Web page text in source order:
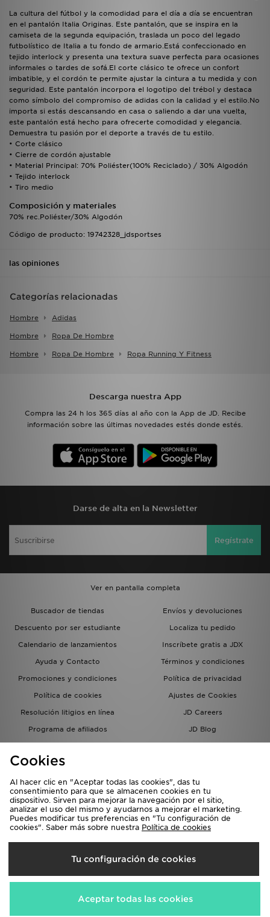
La cultura del fútbol y la comodidad para el día a día se encuentran
en el pantalón Italia Originas. Este pantalón, que se inspira en la
camiseta de la segunda equipación, traslada un poco del legado
futbolístico de Italia a tu fondo de armario.Está confeccionado en
tejido interlock y presenta una textura suave perfecta para ocasiones
informales o tardes de sofá.El corte clásico te ofrece un confort
imbatible, y el cordón te permite ajustar la cintura a tu medida y con
seguridad. Este pantalón incorpora el logotipo del trébol y destaca
como símbolo del compromiso de adidas con la calidad y el estilo.No
importa si estás descansando en casa o saliendo a dar una vuelta,
este pantalón está hecho para ofrecerte comodidad y elegancia.
Demuestra tu pasión por el deporte a través de tu estilo.
• Corte clásico
• Cierre de cordón ajustable
• Material Principal: 70% Poliéster(100% Reciclado) / 30% Algodón
• Tejido interlock
• Tiro medio
Composición y materiales
70% rec.Poliéster/30% Algodón
Código de producto: 19742328_jdsportses
las opiniones
Categorías relacionadas
Hombre Adidas
Hombre Ropa De Hombre
Hombre Ropa De Hombre Ropa Running Y Fitness
Descarga nuestra App
Compra las 24 h los 365 días al año con la App de JD. Recibe
información sobre las últimas novedades estés donde estés.
Darse de alta en la Newsletter
Regístrate
Ver en pantalla completa
Buscador de tiendas
Envíos y devoluciones
Descuento por ser estudiante
Localiza tu pedido
Calendario de lanzamientos
Inscríbete gratis a JDX
Ayuda y Contacto
Términos y condiciones
Promociones y condiciones
Política de privacidad
Política de cookies
Ajustes de Cookies
Resolución litigios en línea
JD Careers
Programa de afiliados
JD Blog
del grupo JD - Whistleblowing
Selecciona País
España
Aceptamos las siguientes formas de pago
Cookies
Al hacer clic en "Aceptar todas las cookies", das tu
consentimiento para que se almacenen cookies en tu
dispositivo. Sirven para mejorar la navegación por el sitio,
analizar el uso del mismo y ayudarnos a mejorar el marketing.
Puedes modificar tus preferencias en "Tu configuración de
cookies". Saber más sobre nuestra Política de cookies
Tu configuración de cookies
Aceptar todas las cookies